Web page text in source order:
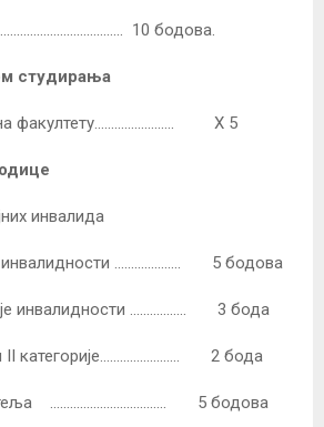
10 бодова.
студирања
на факултету………………..…. Х 5
инвалида
инвалидности …………….…. 5 бодова
инвалидности …..…….….. 3 бода
II категорије……………….….. 2 бода
…………………………….. 5 бодова